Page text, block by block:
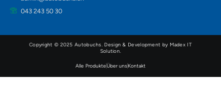
043 243 50 30
Copyright © 2025 Autobuchs. Design & Development by Madex IT
Solution.
Alle ProdukteÜber unsKontakt